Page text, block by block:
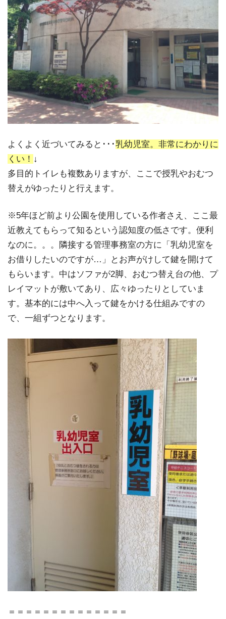
よくよく近づいてみると･･･乳幼児室。非常にわかりに
くい！ ↓
多目的トイレも複数ありますが、ここで授乳やおむつ
替えがゆったりと行えます。
※5年ほど前より公園を使用している作者さえ、ここ最
近教えてもらって知るという認知度の低さです。便利
なのに。。。隣接する管理事務室の方に「乳幼児室を
お借りしたいのですが…」とお声がけして鍵を開けて
もらいます。中はソファが2脚、おむつ替え台の他、プ
レイマットが敷いてあり、広々ゆったりとしていま
す。基本的には中へ入って鍵をかける仕組みですの
で、一組ずつとなります。
＝＝＝＝＝＝＝＝＝＝＝＝＝＝